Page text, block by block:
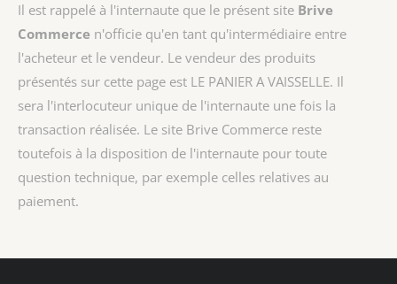
Il est rappelé à l'internaute que le présent site Brive
Commerce n'officie qu'en tant qu'intermédiaire entre
l'acheteur et le vendeur. Le vendeur des produits
présentés sur cette page est LE PANIER A VAISSELLE. Il
sera l'interlocuteur unique de l'internaute une fois la
transaction réalisée. Le site Brive Commerce reste
toutefois à la disposition de l'internaute pour toute
question technique, par exemple celles relatives au
paiement.